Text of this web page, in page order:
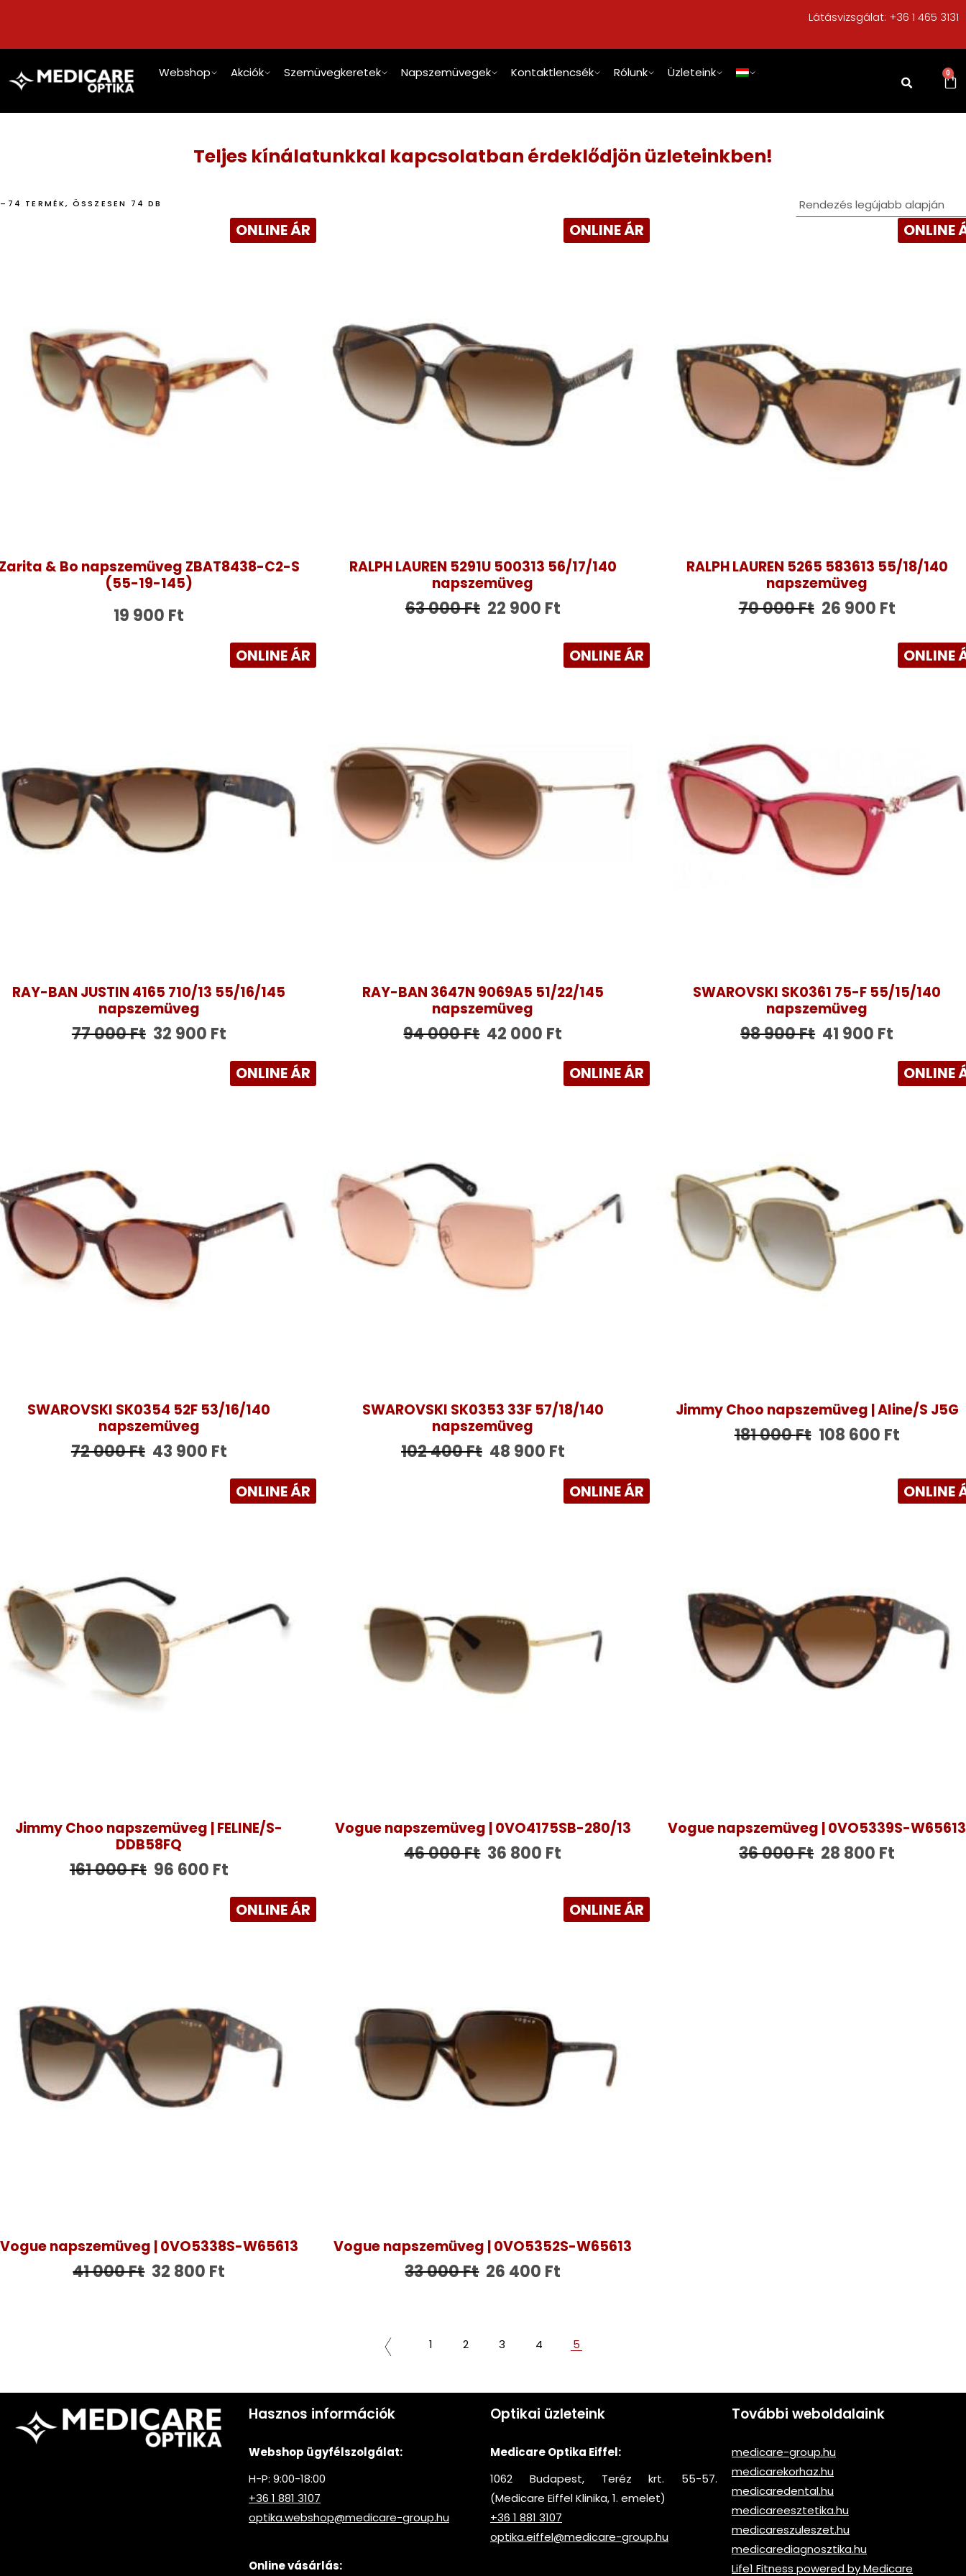
Látásvizsgálat: +36 1 465 3131
Webshop Akciók Szemüvegkeretek Napszemüvegek Kontaktlencsék Rólunk Üzleteink 0
Teljes kínálatunkkal kapcsolatban érdeklődjön üzleteinkben!
TERMÉK, ÖSSZESEN 74 DB
ONLINE ÁR
& Bo napszemüveg ZBAT8438-C2-S
(55-19-145)
19 900 Ft
ONLINE ÁR
RALPH LAUREN 5291U 500313 56/17/140
napszemüveg
63 000Ft 22 900 Ft
ONLINE
RALPH LAUREN 5265 583613 55/18/140
napszemüveg
70 000Ft 26 900 Ft
ONLINE ÁR
RAY-BAN JUSTIN 4165 710/13 55/16/145
napszemüveg
77 000Ft 32 900 Ft
ONLINE ÁR
RAY-BAN 3647N 9069A5 51/22/145
napszemüveg
94 000Ft 42 000 Ft
ONLINE
SWAROVSKI SK0361 75-F 55/15/140
napszemüveg
98 900Ft 41 900 Ft
ONLINE ÁR
SWAROVSKI SK0354 52F 53/16/140
napszemüveg
72 000Ft 43 900 Ft
ONLINE ÁR
SWAROVSKI SK0353 33F 57/18/140
napszemüveg
102 400Ft 48 900 Ft
ONLINE
Jimmy Choo napszemüveg | Aline/S J5G
181 000Ft 108 600 Ft
ONLINE ÁR
Jimmy Choo napszemüveg | FELINE/S-
DDB58FQ
161 000Ft 96 600 Ft
ONLINE ÁR
Vogue napszemüveg | 0VO4175SB-280/13
46 000Ft 36 800 Ft
ONLINE
Vogue napszemüveg | 0VO5339S-W65613
36 000Ft 28 800 Ft
ONLINE ÁR
Vogue napszemüveg | 0VO5338S-W65613
41 000Ft 32 800 Ft
ONLINE ÁR
Vogue napszemüveg | 0VO5352S-W65613
33 000Ft 26 400 Ft
1 2 3 4 5
Hasznos információk
Webshop ügyfélszolgálat:
H-P: 9:00-18:00
+36 1 881 3107
optika.webshop@medicare-group.hu
Online vásárlás:
Optikai üzleteink
Medicare Optika Eiffel:
1062 Budapest, Teréz krt. 55-57.
(Medicare Eiffel Klinika, 1. emelet)
+36 1 881 3107
optika.eiffel@medicare-group.hu
További weboldalaink
medicare-group.hu
medicarekorhaz.hu
medicaredental.hu
medicareesztetika.hu
medicareszuleszet.hu
medicarediagnosztika.hu
Life1 Fitness powered by Medicare